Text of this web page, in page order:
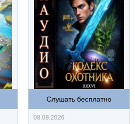
Слушать бесплатно
08.08.2026